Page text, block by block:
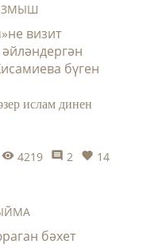
визит
бүген
ислам динен
4219 2 14
бәхет